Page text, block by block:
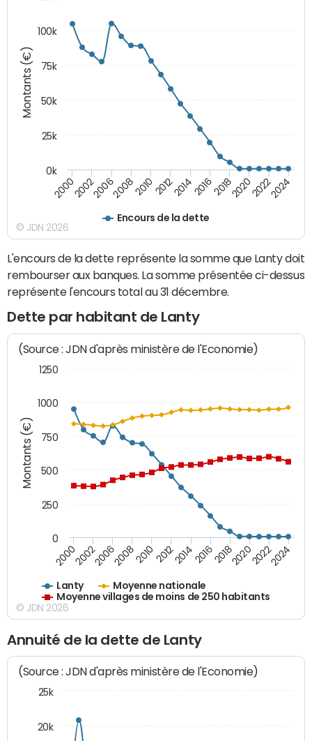
Montants (€)
Encours de la dette
200020022006200820102012201420162018202020222024
0k
25k
50k
75k
100k
© JDN 2026
L'encours de la dette représente la somme que Lanty doit
rembourser aux banques. La somme présentée ci-dessus
représente l'encours total au 31 décembre.
Dette par habitant de Lanty
Montants (€)
(Source : JDN d'après ministère de l'Economie)
Lanty
Moyenne nationale
Moyenne villages de moins de 250 habitants
200020022006200820102012201420162018202020222024
0
250
500
750
1000
1250
© JDN 2026
Annuité de la dette de Lanty
(Source : JDN d'après ministère de l'Economie)
20k
25k